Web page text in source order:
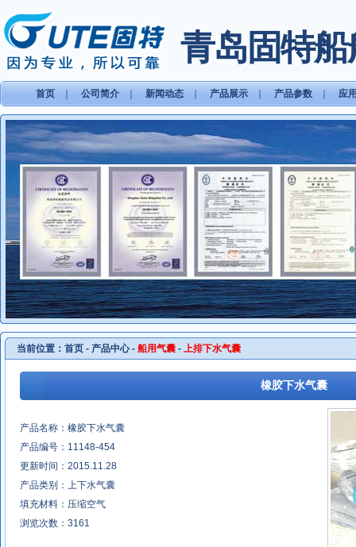
青岛固特
首页 公司简介 新闻动态 产品展示 产品参数 应
当前位置： 首页 - 产品中心- 船用气囊 - 上排下水气囊
橡胶下水气囊
产品名称：橡胶下水气囊
产品编号：11148-454
更新时间：2015.11.28
产品类别：上下水气囊
填充材料：压缩空气
浏览次数： 3161